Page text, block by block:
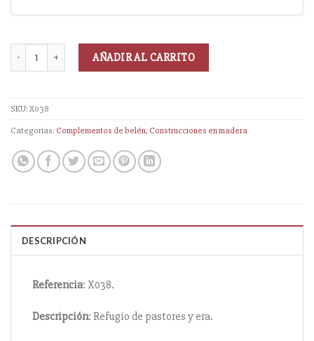
AÑADIR AL CARRITO
SKU:X038
Categorías: Complementos de belén, Construcciones en madera
DESCRIPCIÓN
Referencia: X038.
Descripción: Refugio de pastores y era.